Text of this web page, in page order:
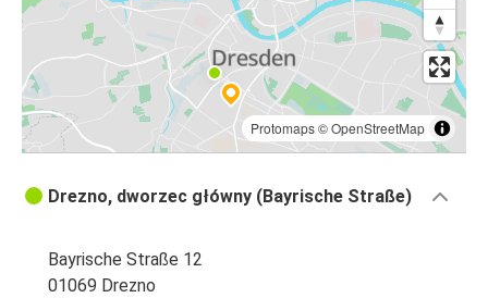
Protomaps©OpenStreetMap
Drezno, dworzec główny (Bayrische Straße)
Bayrische Straße 12
01069 Drezno